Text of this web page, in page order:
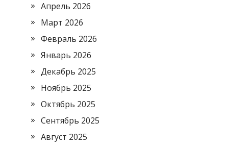
Апрель 2026
Март 2026
Февраль 2026
Январь 2026
Декабрь 2025
Ноябрь 2025
Октябрь 2025
Сентябрь 2025
Август 2025